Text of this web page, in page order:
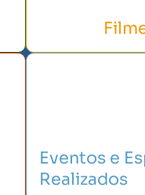
Eventos e
Realizados